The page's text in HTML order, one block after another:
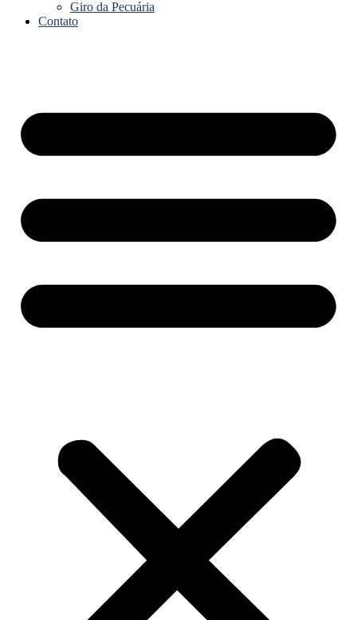
Giro da Pecuária
Contato